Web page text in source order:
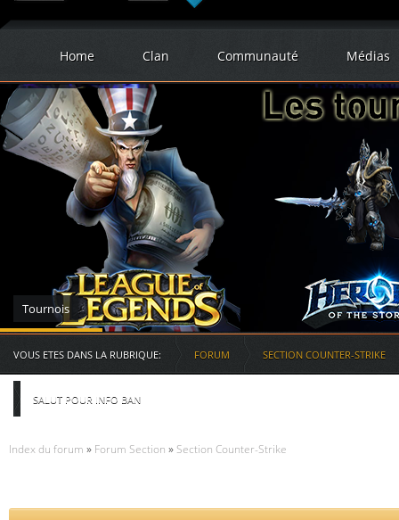
Home Clan Communauté Médias
Serveurs des RG
VOUS ETES DANS LA RUBRIQUE: FORUM SECTION COUNTER-STRIKE
SALUT POUR INFO BAN
Index du forum » Forum Section » Section Counter-Strike